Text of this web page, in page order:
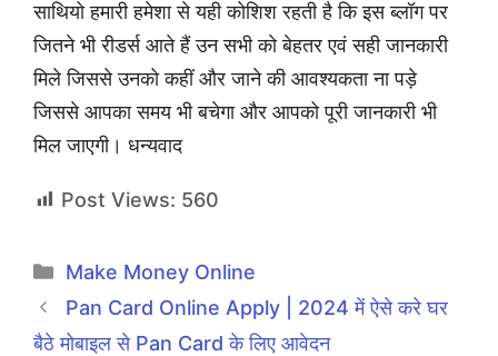
साथियो हमारी हमेशा से यही कोशिश रहती है कि इस ब्लॉग पर
जितने भी रीडर्स आते हैं उन सभी को बेहतर एवं सही जानकारी
मिले जिससे उनको कहीं और जाने की आवश्यकता ना पड़े
जिससे आपका समय भी बचेगा और आपको पूरी जानकारी भी
मिल जाएगी। धन्यवाद
Post Views: 560
Categories
Make Money Online
Pan Card Online Apply | 2024 में ऐसे करे घर
बैठे मोबाइल से Pan Card के लिए आवेदन